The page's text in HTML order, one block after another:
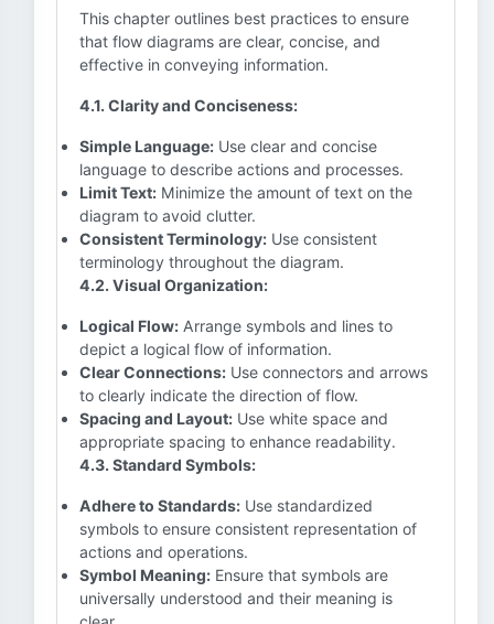
This chapter outlines best practices to ensure
that flow diagrams are clear, concise, and
effective in conveying information.
4.1. Clarity and Conciseness:
Simple Language: Use clear and concise
language to describe actions and processes.
Limit Text: Minimize the amount of text on the
diagram to avoid clutter.
Consistent Terminology: Use consistent
terminology throughout the diagram.
4.2. Visual Organization:
Logical Flow: Arrange symbols and lines to
depict a logical flow of information.
Clear Connections: Use connectors and arrows
to clearly indicate the direction of flow.
Spacing and Layout: Use white space and
appropriate spacing to enhance readability.
4.3. Standard Symbols:
Adhere to Standards: Use standardized
symbols to ensure consistent representation of
actions and operations.
Symbol Meaning: Ensure that symbols are
universally understood and their meaning is